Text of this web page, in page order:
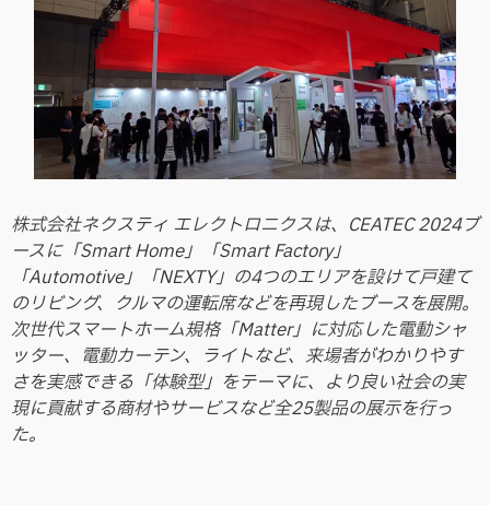
株式会社ネクスティ エレクトロニクスは、CEATEC 2024ブ
ースに「Smart Home」「Smart Factory」
「Automotive」「NEXTY」の4つのエリアを設けて戸建て
のリビング、クルマの運転席などを再現したブースを展開。
次世代スマートホーム規格「Matter」に対応した電動シャ
ッター、電動カーテン、ライトなど、来場者がわかりやす
さを実感できる「体験型」をテーマに、より良い社会の実
現に貢献する商材やサービスなど全25製品の展示を行っ
た。